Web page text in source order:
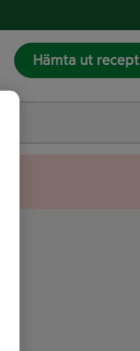
Hämta ut recept